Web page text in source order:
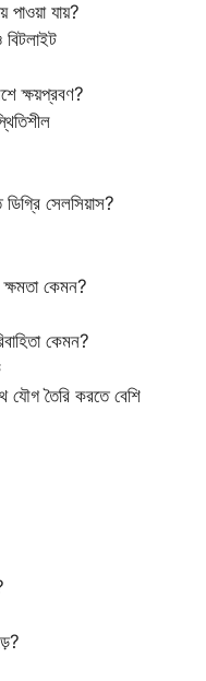
পাওয়া যায়?
ক্ষয়প্রবণ?
সেলসিয়াস?
ক্ষমতা কেমন?
কেমন?
যৌগ তৈরি করতে বেশি